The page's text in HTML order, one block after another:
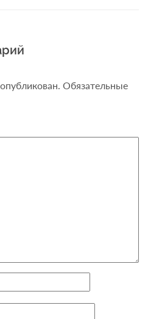
Обязательные